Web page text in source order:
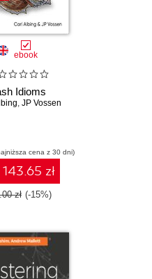
ebook
Idioms
, JP Vossen
cena z 30 dni)
143.65 zł
zł (-15%)